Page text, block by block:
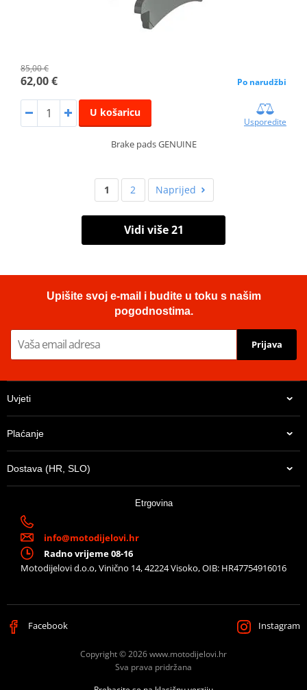
85,00 €
62,00 € Po narudžbi
U košaricu
Usporedite
Brake pads GENUINE
1 2 Naprijed
Vidi više 21
Upišite svoj e-mail i budite u toku s našim
pogodnostima.
Prijava
Uvjeti
Plaćanje
Dostava (HR, SLO)
Etrgovina
info@motodijelovi.hr
Radno vrijeme 08-16
Motodijelovi d.o.o, Vinično 14, 42224 Visoko, OIB: HR47754916016
Facebook Instagram
Copyright © 2026 www.motodijelovi.hr
Sva prava pridržana